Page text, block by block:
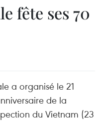
fête ses 70
a organisé le 21
de la
du Vietnam (23